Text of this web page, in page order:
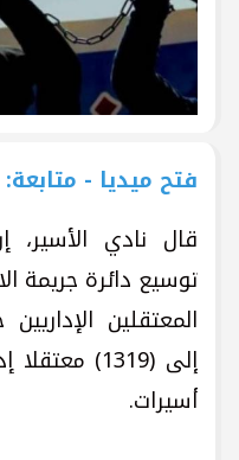
فتح ميديا - متابعة:
قال نادي الأسير،
توسيع دائرة جريمة
المعتقلين
أسيرات.